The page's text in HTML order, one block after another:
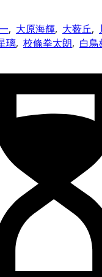
, 大原海輝, 大薮丘,
璃, 校條拳太朗, 白鳥